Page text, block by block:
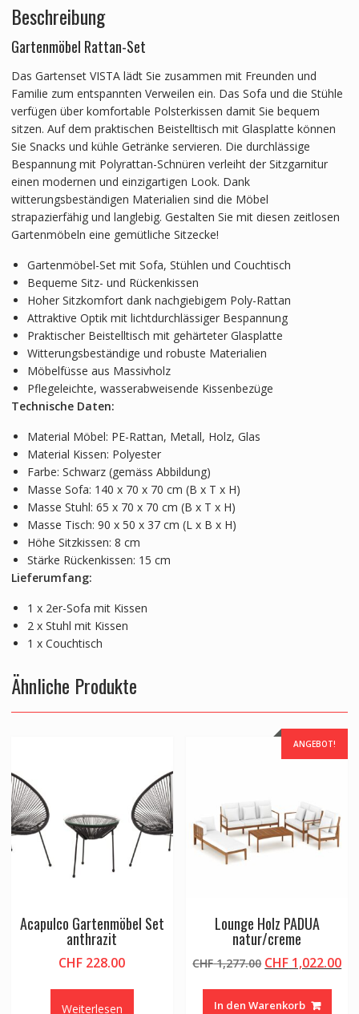
Beschreibung
Gartenmöbel Rattan-Set
Das Gartenset VISTA lädt Sie zusammen mit Freunden und
Familie zum entspannten Verweilen ein. Das Sofa und die Stühle
verfügen über komfortable Polsterkissen damit Sie bequem
sitzen. Auf dem praktischen Beistelltisch mit Glasplatte können
Sie Snacks und kühle Getränke servieren. Die durchlässige
Bespannung mit Polyrattan-Schnüren verleiht der Sitzgarnitur
einen modernen und einzigartigen Look. Dank
witterungsbeständigen Materialien sind die Möbel
strapazierfähig und langlebig. Gestalten Sie mit diesen zeitlosen
Gartenmöbeln eine gemütliche Sitzecke!
Gartenmöbel-Set mit Sofa, Stühlen und Couchtisch
Bequeme Sitz- und Rückenkissen
Hoher Sitzkomfort dank nachgiebigem Poly-Rattan
Attraktive Optik mit lichtdurchlässiger Bespannung
Praktischer Beistelltisch mit gehärteter Glasplatte
Witterungsbeständige und robuste Materialien
Möbelfüsse aus Massivholz
Pflegeleichte, wasserabweisende Kissenbezüge
Technische Daten:
Material Möbel: PE-Rattan, Metall, Holz, Glas
Material Kissen: Polyester
Farbe: Schwarz (gemäss Abbildung)
Masse Sofa: 140 x 70 x 70 cm (B x T x H)
Masse Stuhl: 65 x 70 x 70 cm (B x T x H)
Masse Tisch: 90 x 50 x 37 cm (L x B x H)
Höhe Sitzkissen: 8 cm
Stärke Rückenkissen: 15 cm
Lieferumfang:
1 x 2er-Sofa mit Kissen
2 x Stuhl mit Kissen
1 x Couchtisch
Ähnliche Produkte
Acapulco Gartenmöbel Set
anthrazit
CHF 228.00
Weiterlesen
ANGEBOT!
Lounge Holz PADUA
natur/creme
CHF1,277.00 Ursprünglicher
war:
CHF 1,022.00
In den Warenkorb